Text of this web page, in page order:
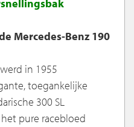
Mercedes-Benz 190
in 1955
toegankelijke
300 SL
het pure racebloed